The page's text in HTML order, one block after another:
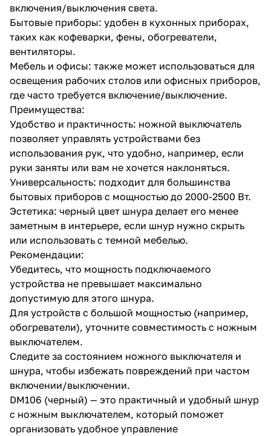
включения/выключения света.
Бытовые приборы: удобен в кухонных приборах,
таких как кофеварки, фены, обогреватели,
вентиляторы.
Мебель и офисы: также может использоваться для
освещения рабочих столов или офисных приборов,
где часто требуется включение/выключение.
Преимущества:
Удобство и практичность: ножной выключатель
позволяет управлять устройствами без
использования рук, что удобно, например, если
руки заняты или вам не хочется наклоняться.
Универсальность: подходит для большинства
бытовых приборов с мощностью до 2000-2500 Вт.
Эстетика: черный цвет шнура делает его менее
заметным в интерьере, если шнур нужно скрыть
или использовать с темной мебелью.
Рекомендации:
Убедитесь, что мощность подключаемого
устройства не превышает максимально
допустимую для этого шнура.
Для устройств с большой мощностью (например,
обогреватели), уточните совместимость с ножным
выключателем.
Следите за состоянием ножного выключателя и
шнура, чтобы избежать повреждений при частом
включении/выключении.
DM106 (черный) — это практичный и удобный шнур
с ножным выключателем, который поможет
организовать удобное управление